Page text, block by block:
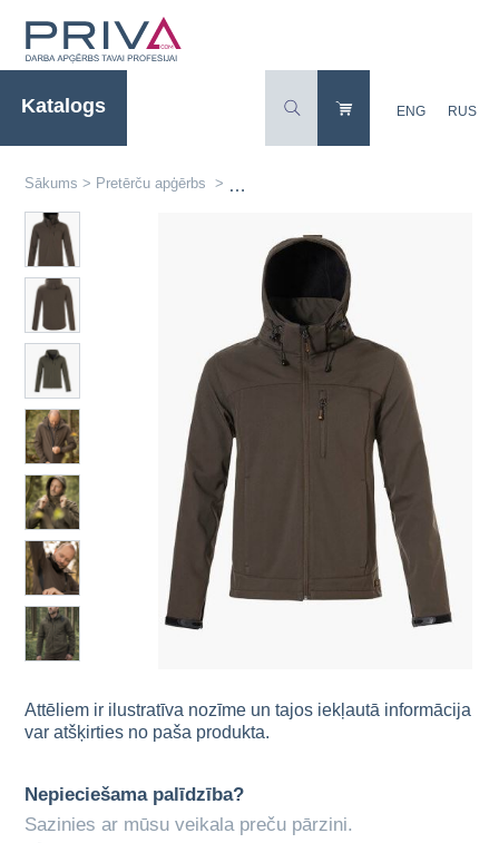
Katalogs ENG RUS
Sākums > Pretērču apģērbs >
Attēliem ir ilustratīva nozīme un tajos iekļautā informācija
var atšķirties no paša produkta.
Nepieciešama palīdzība?
Sazinies ar mūsu veikala preču pārzini.